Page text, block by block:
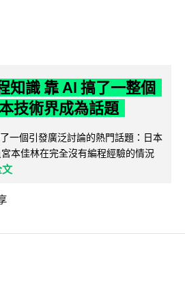
知識 靠 AI 搞了一整個
技術界成為話題
一個引發廣泛討論的熱門話題：日本
本佳林在完全沒有編程經驗的情況